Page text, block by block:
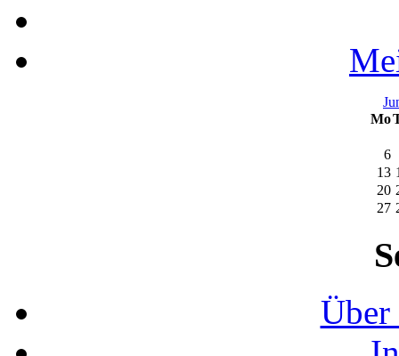
Mo
6
13
20
27